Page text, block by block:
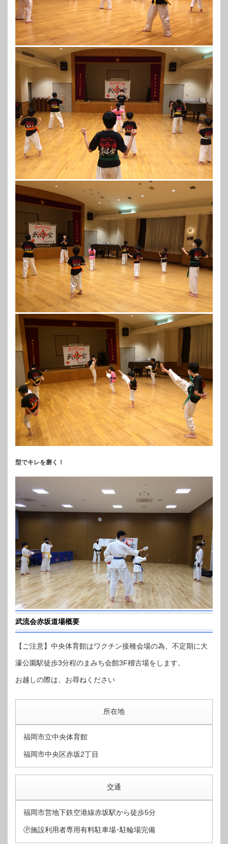
型でキレを磨く！
武流会赤坂道場概要
【ご注意】中央体育館はワクチン接種会場の為、不定期に大
濠公園駅徒歩3分程のまみち会館3F稽古場をします。
お越しの際は、お尋ねください
所在地
福岡市立中央体育館
福岡市中央区赤坂2丁目
交通
福岡市営地下鉄空港線赤坂駅から徒歩5分
Ⓟ施設利用者専用有料駐車場･駐輪場完備